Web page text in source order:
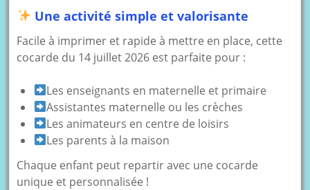
Une activité simple et valorisante
Facile à imprimer et rapide à mettre en place, cette
cocarde du 14 juillet 2026 est parfaite pour :
Les enseignants en maternelle et primaire
Assistantes maternelle ou les crèches
Les animateurs en centre de loisirs
Les parents à la maison
Chaque enfant peut repartir avec une cocarde
unique et personnalisée !